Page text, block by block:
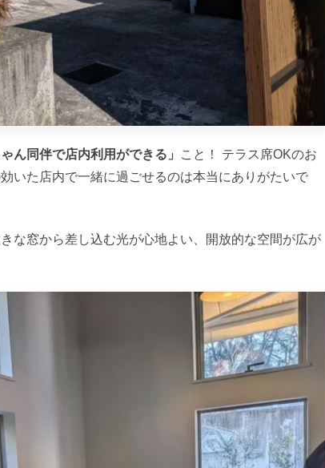
ゃん同伴で店内利用ができる」
こと！ テラス席OKのお
いた店内で一緒に過ごせるのは本当にありがたいで
な窓から差し込む光が心地よい、開放的な空間が広が